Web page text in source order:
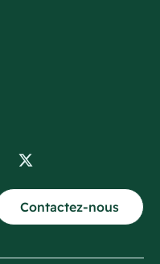
Contactez-nous